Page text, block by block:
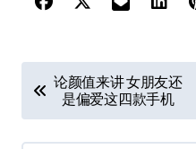
章
导
论颜值来讲 女朋友还
是偏爱这四款手机